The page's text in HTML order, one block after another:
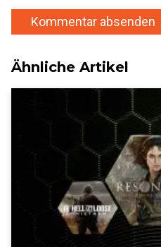
Kommentar absenden
Ähnliche Artikel